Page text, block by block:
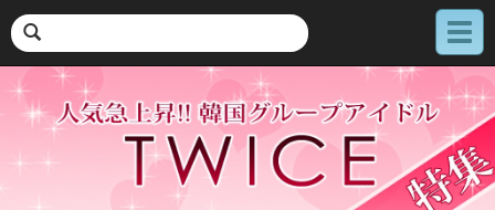
メ
ニ
ュ
ー